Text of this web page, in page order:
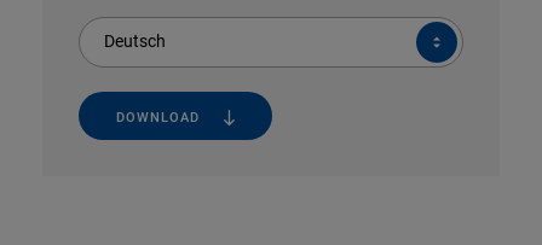
Deutsch
DOWNLOAD